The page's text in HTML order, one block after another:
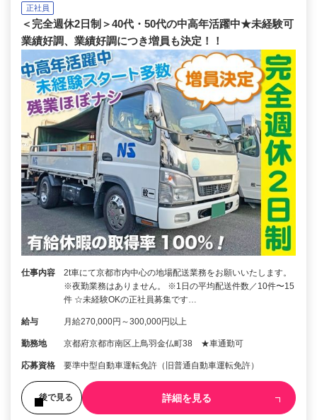
正社員
＜完全週休2日制＞40代・50代の中高年活躍中★未経験可
業績好調、業績好調につき増員も決定！！
仕事内容
2t車にて京都市内中心の地場配送業務をお願いいたします。
※夜勤業務はありません。 ※1日の平均配送件数／10件〜15
件 ☆未経験OKの正社員募集です…
給与 月給270,000円～300,000円以上
勤務地 京都府京都市南区上鳥羽金仏町38 ★車通勤可
応募資格 要準中型自動車運転免許（旧普通自動車運転免許）
後で見る 詳細を見る